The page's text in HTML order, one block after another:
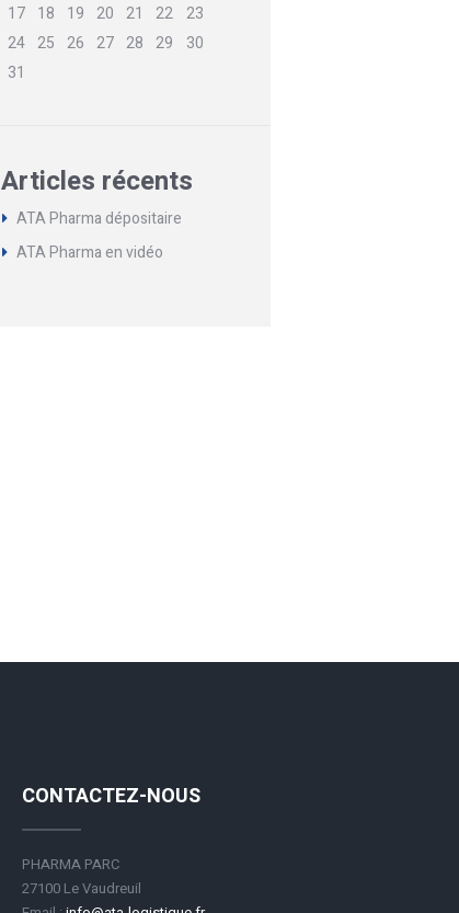
17 18 19 20 21 22 23
24 25 26 27 28 29
30
31
Articles récents
ATA Pharma dépositaire
ATA Pharma en vidéo
CONTACTEZ-NOUS
PHARMA PARC
27100 Le Vaudreuil